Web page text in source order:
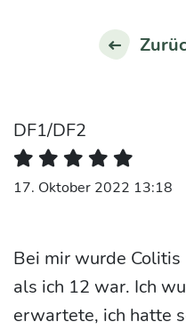
DF1/DF2
17. Oktober 2022 13:18
Bei mir wurde
als ich 12 war. Ich
erwartete, ich hatte